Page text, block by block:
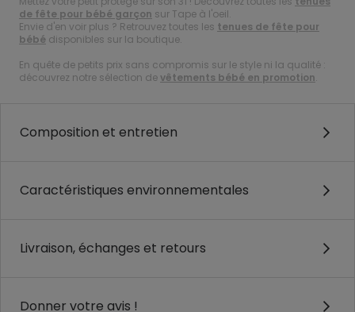
de fête pour bébé garçon sur Tape à l'oeil.
Envie d'en voir plus ? Retrouvez toutes les tenues de fête pour
bébé disponibles sur la boutique.
En quête de petits prix sans compromis sur le style ni la qualité :
découvrez notre sélection devêtements bébé en promotion.
Composition et entretien
Caractéristiques environnementales
Livraison, échanges et retours
Donner votre avis !